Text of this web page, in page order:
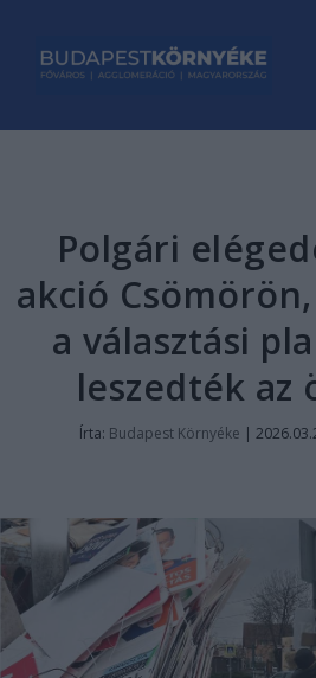
Polgári
akció
a választási
leszedték az
Írta: Budapest Környéke |